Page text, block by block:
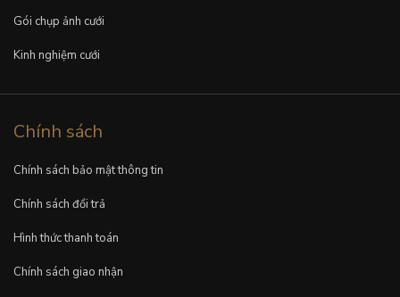
Gói chụp ảnh cưới
Kinh nghiệm cưới
Chính sách
Chính sách bảo mật thông tin
Chính sách đổi trả
Hình thức thanh toán
Chính sách giao nhận